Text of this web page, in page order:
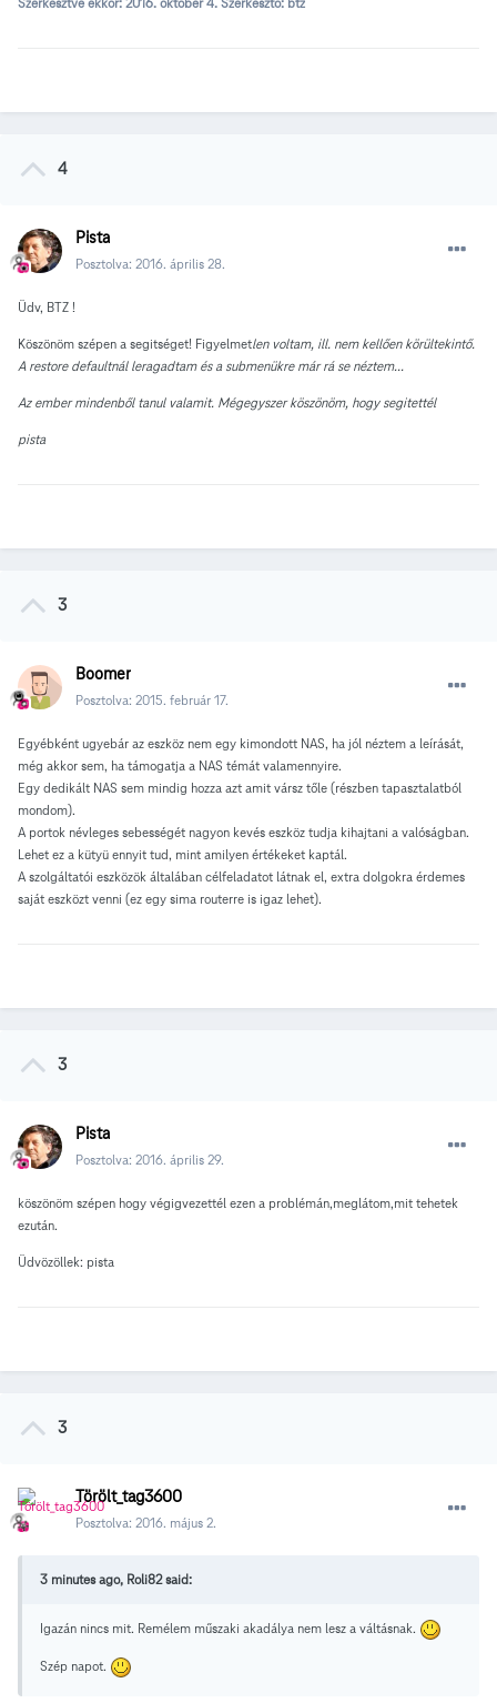
4
Pista
Posztolva: 2016. április 28.
Üdv, BTZ !
Köszönöm szépen a segitséget! Figyelmetlen voltam, ill. nem kellően körültekintő.
A restore defaultnál leragadtam és a submenükre már rá se néztem...
Az ember mindenből tanul valamit. Mégegyszer köszönöm, hogy segitettél
pista
3
Boomer
Posztolva: 2015. február 17.
Egyébként ugyebár az eszköz nem egy kimondott NAS, ha jól néztem a leírását,
még akkor sem, ha támogatja a NAS témát valamennyire.
Egy dedikált NAS sem mindig hozza azt amit vársz tőle (részben tapasztalatból
mondom).
A portok névleges sebességét nagyon kevés eszköz tudja kihajtani a valóságban.
Lehet ez a kütyü ennyit tud, mint amilyen értékeket kaptál.
A szolgáltatói eszközök általában célfeladatot látnak el, extra dolgokra érdemes
saját eszközt venni (ez egy sima routerre is igaz lehet).
3
Pista
Posztolva: 2016. április 29.
köszönöm szépen hogy végigvezettél ezen a problémán,meglátom,mit tehetek
ezután.
Üdvözöllek: pista
3
Törölt_tag3600
Posztolva: 2016. május 2.
3 minutes ago, Roli82 said:
Igazán nincs mit. Remélem műszaki akadálya nem lesz a váltásnak.
Szép napot.